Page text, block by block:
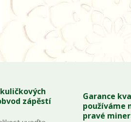
zápěstí
Garance
používáme
pravé